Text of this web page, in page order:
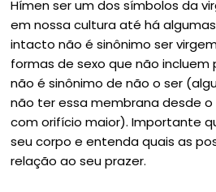
Hímen ser um dos símbolos da
em nossa cultura até há
intacto não é sinônimo ser
formas de sexo que não
não é sinônimo de não o ser
não ter essa membrana desde
com orifício maior). Importante
seu corpo e entenda quais as
relação ao seu prazer.